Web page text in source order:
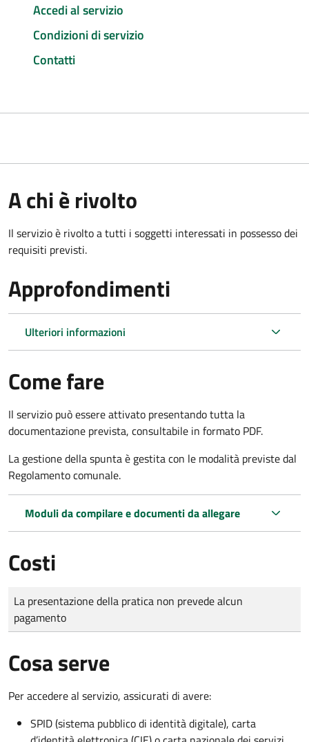
Accedi al servizio
Condizioni di servizio
Contatti
A chi è rivolto
Il servizio è rivolto a tutti i soggetti interessati in possesso dei
requisiti previsti.
Approfondimenti
Ulteriori informazioni
Come fare
Il servizio può essere attivato presentando tutta la
documentazione prevista, consultabile in formato PDF.
La gestione della spunta è gestita con le modalità previste dal
Regolamento comunale.
Moduli da compilare e documenti da allegare
Costi
Tipo di pagamento
Importo
La presentazione della pratica non prevede alcun
pagamento
Cosa serve
Per accedere al servizio, assicurati di avere:
SPID (sistema pubblico di identità digitale), carta